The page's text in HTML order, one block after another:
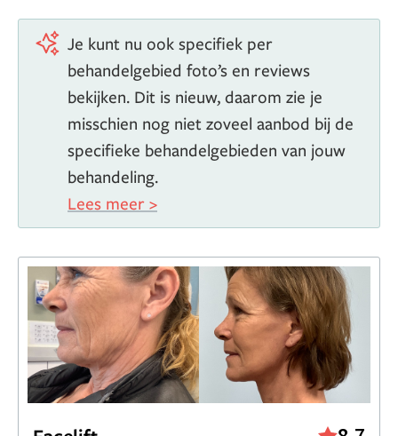
Je kunt nu ook specifiek per
behandelgebied foto’s en reviews
bekijken. Dit is nieuw, daarom zie je
misschien nog niet zoveel aanbod bij de
specifieke behandelgebieden van jouw
behandeling.
Lees meer >